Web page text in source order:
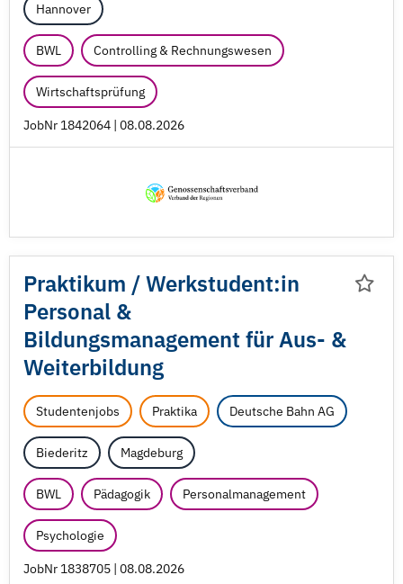
Hannover
BWL Controlling & Rechnungswesen
Wirtschaftsprüfung
JobNr 1842064 | 08.08.2026
Praktikum /Werkstudent:in
Personal &
Bildungsmanagement für Aus- &
Weiterbildung
Studentenjobs Praktika Deutsche Bahn AG
Biederitz Magdeburg
BWL Pädagogik Personalmanagement
Psychologie
JobNr 1838705 | 08.08.2026